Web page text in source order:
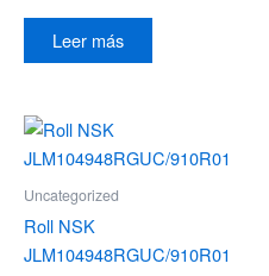
Leer más
Uncategorized
Roll NSK
JLM104948RGUC/910R01